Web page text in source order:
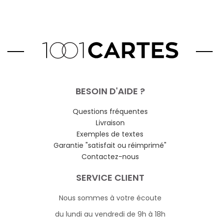
BESOIN D'AIDE ?
Questions fréquentes
Livraison
Exemples de textes
Garantie "satisfait ou réimprimé"
Contactez-nous
SERVICE CLIENT
Nous sommes à votre écoute
du lundi au vendredi de 9h à 18h